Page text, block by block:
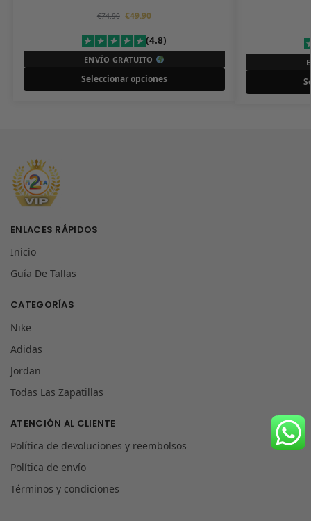
€74.90 €49.90
(4.8)
ENVÍO GRATUITO
Seleccionar opciones
ENLACES RÁPIDOS
Inicio
Guía De Tallas
CATEGORÍAS
Nike
Adidas
Jordan
Todas Las Zapatillas
ATENCIÓN AL CLIENTE
Política de devoluciones y reembolsos
Política de envío
Términos y condiciones